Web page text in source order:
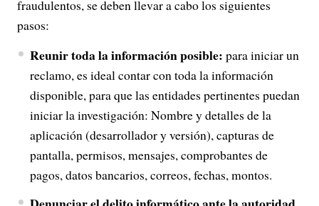
fraudulentos, se deben llevar a cabo los siguientes
pasos:
Reunir toda la información posible: para iniciar un
reclamo, es ideal contar con toda la información
disponible, para que las entidades pertinentes puedan
iniciar la investigación: Nombre y detalles de la
aplicación (desarrollador y versión), capturas de
pantalla, permisos, mensajes, comprobantes de
pagos, datos bancarios, correos, fechas, montos.